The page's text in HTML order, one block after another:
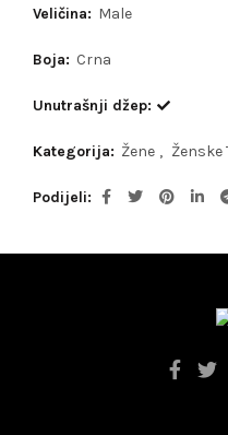
Veličina: Male
Boja: Crna
Unutrašnji džep:
Kategorija: Žene , Ženske
Podijeli